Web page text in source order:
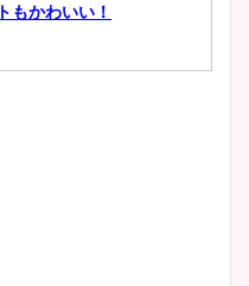
トもかわいい！